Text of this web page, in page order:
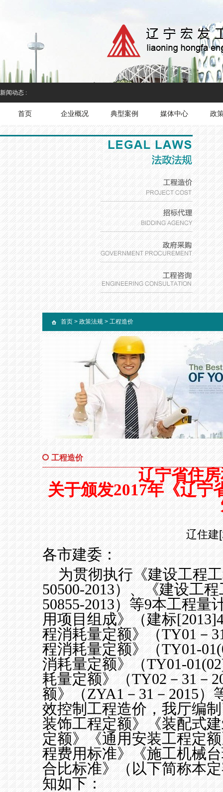
新闻动态 :
首页 企业概况 典型案例 媒体中心 政
首页 > 政策法规 > 工程造价
工程造价
辽宁省住
关于颁发2017年《辽宁
辽住建
各市建委：
为贯彻执行《建设工程
50500-2013）、《建设工
50855-2013）等9本工程量
用项目组成》（建标
程消耗量定额》（TY01－
程消耗量定额》（TY01-
消耗量定额》（TY01-
耗量定额》（TY02－31－
额》（ZYA1－31－2015）
效控制工程造价，我厅编
装饰工程定额》《装配式
定额》《通用安装工程定
程费用标准》《施工机械
合比标准》（以下简称本
知如下：